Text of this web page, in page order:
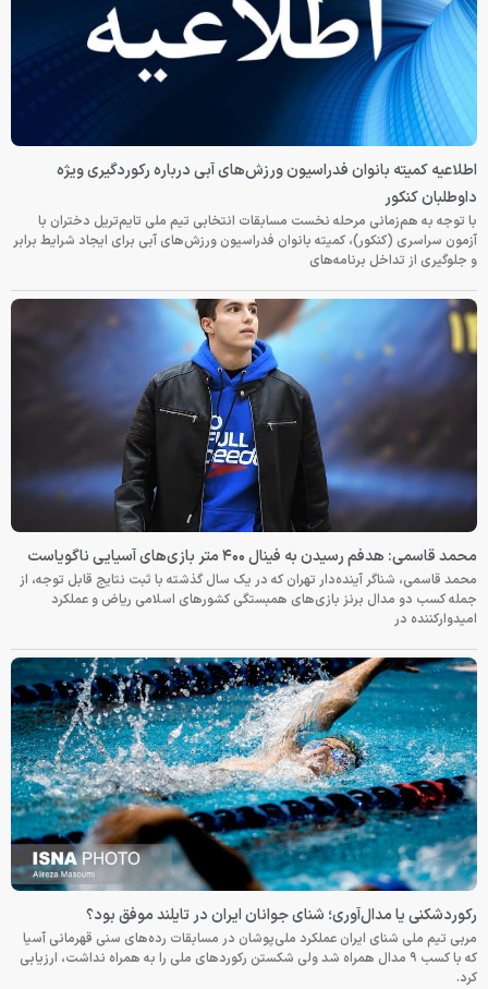
اطلاعیه کمیته بانوان فدراسیون ورزش‌های آبی درباره رکوردگیری ویژه
داوطلبان کنکور
با توجه به هم‌زمانی مرحله نخست مسابقات انتخابی تیم ملی تایم‌تریل دختران با
آزمون سراسری (کنکور)، کمیته بانوان فدراسیون ورزش‌های آبی برای ایجاد شرایط برابر
و جلوگیری از تداخل برنامه‌های
محمد قاسمی: هدفم رسیدن به فینال ۴۰۰ متر بازی‌های آسیایی ناگویاست
محمد قاسمی، شناگر آینده‌دار تهران که در یک سال گذشته با ثبت نتایج قابل توجه، از
جمله کسب دو مدال برنز بازی‌های همبستگی کشورهای اسلامی ریاض و عملکرد
امیدوارکننده در
رکوردشکنی یا مدال‌آوری؛ شنای جوانان ایران در تایلند موفق بود؟
مربی تیم ملی شنای ایران عملکرد ملی‌پوشان در مسابقات رده‌های سنی قهرمانی آسیا
که با کسب ۹ مدال همراه شد ولی شکستن رکوردهای ملی را به همراه نداشت، ارزیابی
کرد.